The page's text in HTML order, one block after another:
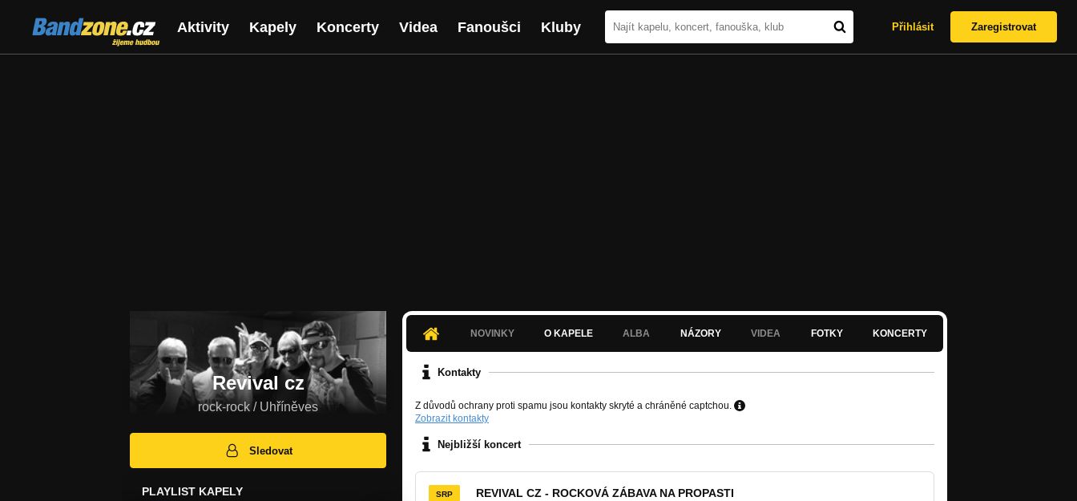
Bandzone.cz
žijeme hudbou
Aktivity Kapely Koncerty Videa Fanoušci Kluby Přihlásit Zaregistrovat
Revival cz
rock-rock / Uhříněves
Sledovat
PLAYLIST KAPELY
NOVINKY O KAPELE ALBA NÁZORY VIDEA FOTKY KONCERTY
Kontakty
Z důvodů ochrany proti spamu jsou kontakty skryté a chráněné captchou.
Zobrazit kontakty
Nejbližší koncert
SRP REVIVAL CZ - ROCKOVÁ ZÁBAVA NA PROPASTI